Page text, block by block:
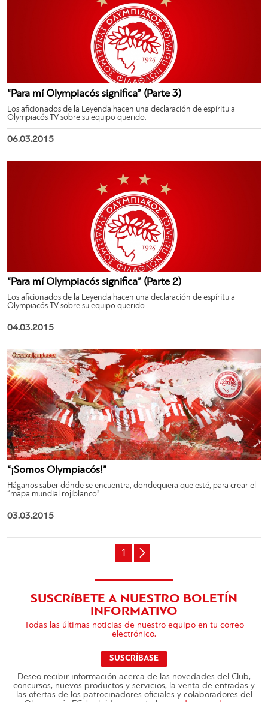
“Para mí Olympiacós significa” (Parte 3)
Los aficionados de la Leyenda hacen una declaración de espíritu a
Olympiacós TV sobre su equipo querido.
06.03.2015
“Para mí Olympiacós significa” (Parte 2)
Los aficionados de la Leyenda hacen una declaración de espíritu a
Olympiacós TV sobre su equipo querido.
04.03.2015
“¡Somos Olympiacós!”
Háganos saber dónde se encuentra, dondequiera que esté, para crear el
“mapa mundial rojiblanco”.
03.03.2015
1
SUSCRíBETE A NUESTRO BOLETÍN
INFORMATIVO
Todas las últimas noticias de nuestro equipo en tu correo
electrónico.
SUSCRÍBASE
Deseo recibir información acerca de las novedades del Club,
concursos, nuevos productos y servicios, la venta de entradas y
las ofertas de los patrocinadores oficiales y colaboradores del